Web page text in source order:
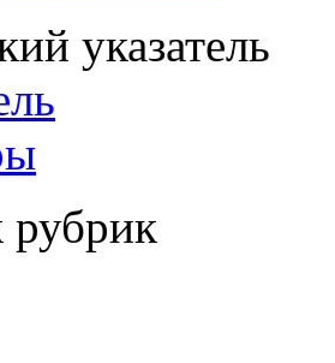
указатель